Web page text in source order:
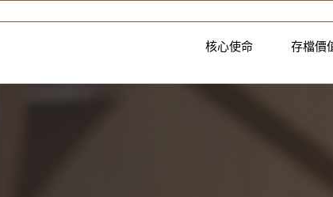
核心使命 存檔價